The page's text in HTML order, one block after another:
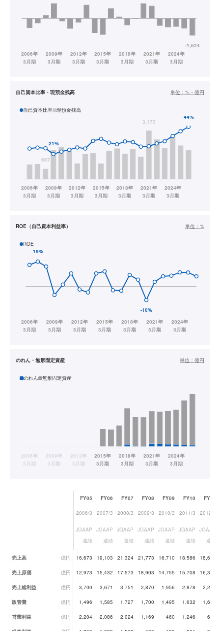
自己資本比率・現預金残高 単位： %・億円
自己資本比率 現預金残高
ROE（自己資本利益率） 単位： %
ROE
のれん・無形固定資産 単位： 億円
のれん 無形固定資産
業績データ一覧
FY05 FY06 FY07 FY08 FY09 FY10 FY11
2006/3 2007/3 2008/3 2009/3 2010/3 2011/3 2012/3
JGAAP
連結
JGAAP
連結
JGAAP
連結
JGAAP
連結
JGAAP
連結
JGAAP
連結
JGAAP
連結
売上高 億円 16,673 19,103 21,324 21,773 16,710 18,586 18,647
売上原価 億円 12,973 15,432 17,573 18,903 14,755 15,708 16,359
売上総利益 億円 3,700 3,671 3,751 2,870 1,956 2,878 2,288
販管費 億円 1,496 1,585 1,727 1,700 1,495 1,632 1,683
営業利益 億円 2,204 2,086 2,024 1,169 460 1,246 606